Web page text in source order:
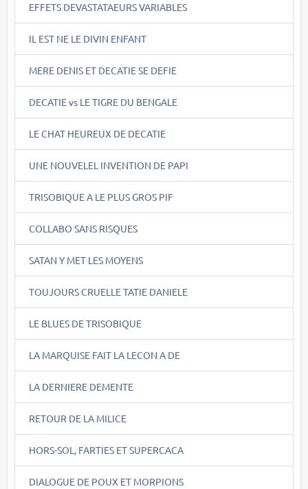
EFFETS DEVASTATAEURS VARIABLES
IL EST NE LE DIVIN ENFANT
MERE DENIS ET DECATIE SE DEFIE
DECATIE vs LE TIGRE DU BENGALE
LE CHAT HEUREUX DE DECATIE
UNE NOUVELEL INVENTION DE PAPI
TRISOBIQUE A LE PLUS GROS PIF
COLLABO SANS RISQUES
SATAN Y MET LES MOYENS
TOUJOURS CRUELLE TATIE DANIELE
LE BLUES DE TRISOBIQUE
LA MARQUISE FAIT LA LECON A DE
LA DERNIERE DEMENTE
RETOUR DE LA MILICE
HORS-SOL, FARTIES ET SUPERCACA
DIALOGUE DE POUX ET MORPIONS